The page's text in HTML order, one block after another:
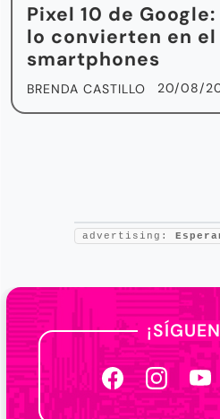
Pixel 10 de
lo convierten en el
smartphones
BRENDA CASTILLO 20/08/
advertising: